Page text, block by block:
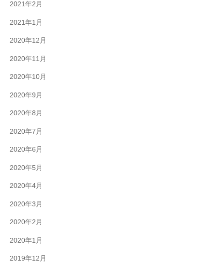
2021年2月
2021年1月
2020年12月
2020年11月
2020年10月
2020年9月
2020年8月
2020年7月
2020年6月
2020年5月
2020年4月
2020年3月
2020年2月
2020年1月
2019年12月